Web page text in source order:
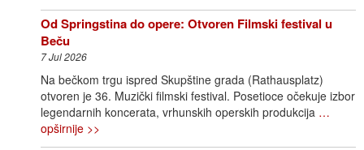
Od Springstina do opere: Otvoren Filmski festival u
Beču
7 Jul 2026
Na bečkom trgu ispred Skupštine grada (Rathausplatz)
otvoren je 36. Muzički filmski festival. Posetioce očekuje izbor
legendarnih koncerata, vrhunskih operskih produkcija …
opširnije >>